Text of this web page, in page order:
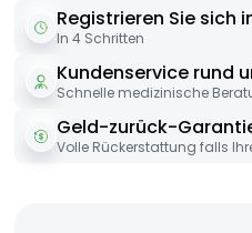
Registrieren Sie sich
In 4 Schritten
Kundenservice rund
Schnelle medizinische
Geld-zurück-
Volle Rückerstattung falls